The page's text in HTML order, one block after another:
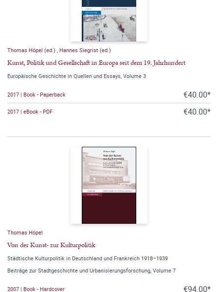
Thomas Höpel (ed.) Hannes Siegrist (ed.)
Kunst, Politik und Gesellschaft in Europa seit dem 19. Jahrhundert
Europäische Geschichte in Quellen und Essays, Volume 3
2017 | Book - Paperback €40.00*
2017 | eBook - PDF €40.00*
Thomas Höpel
Von der Kunst- zur Kulturpolitik
Städtische Kulturpolitik in Deutschland und Frankreich 1918–1939
Beiträge zur Stadtgeschichte und Urbanisierungsforschung, Volume 7
2007 | Book - Hardcover €94.00*